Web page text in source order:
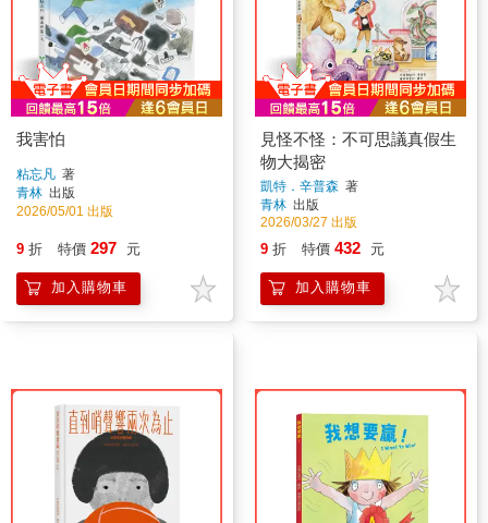
我害怕
粘忘凡 著
青林 出版
2026/05/01 出版
9 折 特價 297 元
加入購物車
見怪不怪：不可思議真假生
物大揭密
凱特．辛普森 著
青林 出版
2026/03/27 出版
9 折 特價 432 元
加入購物車